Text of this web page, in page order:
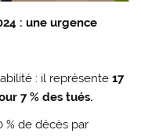
: une urgence
: il représente17
7 % des tués.
% de décès par